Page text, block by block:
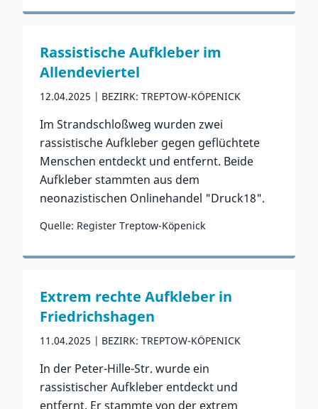
Zum Vorfall
Rassistische Aufkleber im
Allendeviertel
12.04.2025 BEZIRK: TREPTOW-KÖPENICK
Im Strandschloßweg wurden zwei
rassistische Aufkleber gegen geflüchtete
Menschen entdeckt und entfernt. Beide
Aufkleber stammten aus dem
neonazistischen Onlinehandel "Druck18".
Quelle: Register Treptow-Köpenick
Zum Vorfall
Extrem rechte Aufkleber in
Friedrichshagen
11.04.2025 BEZIRK: TREPTOW-KÖPENICK
In der Peter-Hille-Str. wurde ein
rassistischer Aufkleber entdeckt und
entfernt. Er stammte von der extrem